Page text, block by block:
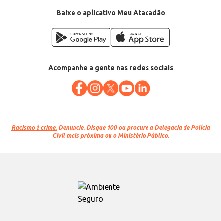
Baixe o aplicativo Meu Atacadão
Acompanhe a gente nas redes sociais
Racismo é crime. Denuncie. Disque 100 ou procure a Delegacia de Polícia
Civil mais próxima ou o Ministério Público.